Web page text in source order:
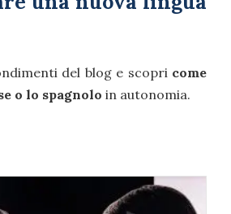
del blog e scopri come
o lo spagnolo in autonomia.